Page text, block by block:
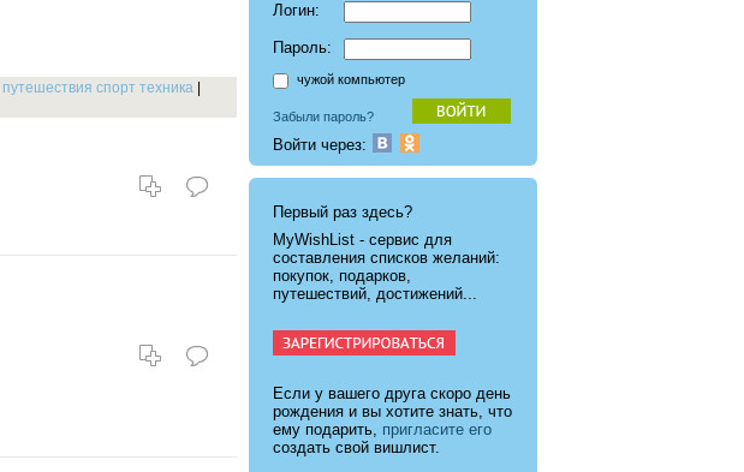
путешествия спорт техника
Логин:
Пароль:
чужой компьютер
Забыли пароль?
Войти через:
Первый раз здесь?
MyWishList - cервис для
составления списков желаний:
покупок, подарков,
путешествий, достижений...
Если у вашего друга скоро день
рождения и вы хотите знать, что
ему подарить, пригласите его
создать свой вишлист.